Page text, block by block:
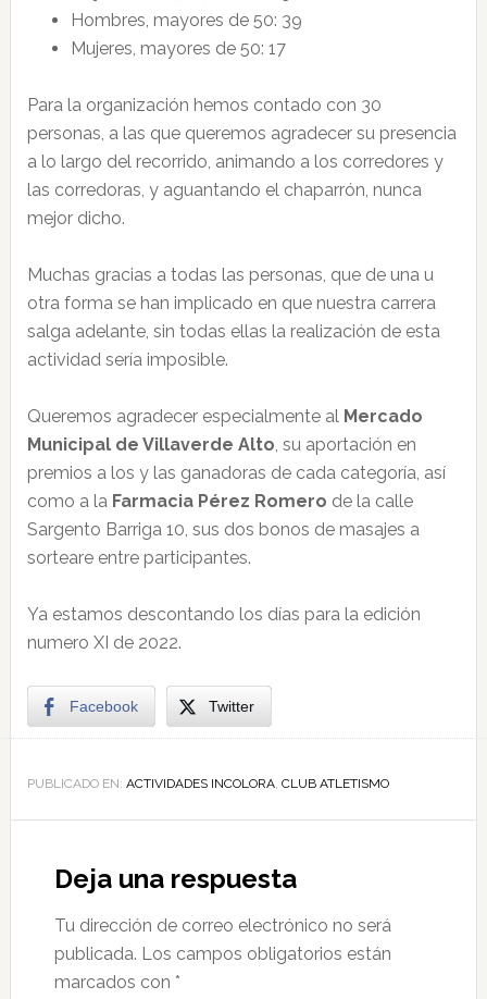
Hombres, mayores de 50: 39
Mujeres, mayores de 50: 17
Para la organización hemos contado con 30
personas, a las que queremos agradecer su presencia
a lo largo del recorrido, animando a los corredores y
las corredoras, y aguantando el chaparrón, nunca
mejor dicho.
Muchas gracias a todas las personas, que de una u
otra forma se han implicado en que nuestra carrera
salga adelante, sin todas ellas la realización de esta
actividad sería imposible.
Queremos agradecer especialmente al Mercado
Municipal de Villaverde Alto, su aportación en
premios a los y las ganadoras de cada categoría, así
como a la Farmacia Pérez Romero de la calle
Sargento Barriga 10, sus dos bonos de masajes a
sorteare entre participantes.
Ya estamos descontando los días para la edición
numero XI de 2022.
Facebook Twitter
PUBLICADO EN: ACTIVIDADES INCOLORA, CLUB ATLETISMO
Deja una respuesta
Tu dirección de correo electrónico no será
publicada. Los campos obligatorios están
marcados con *